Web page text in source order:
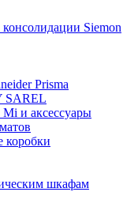
Siemon
Prisma
SAREL
и аксессуары
коробки
шкафам